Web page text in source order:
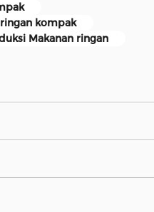
kompak
Makanan ringan